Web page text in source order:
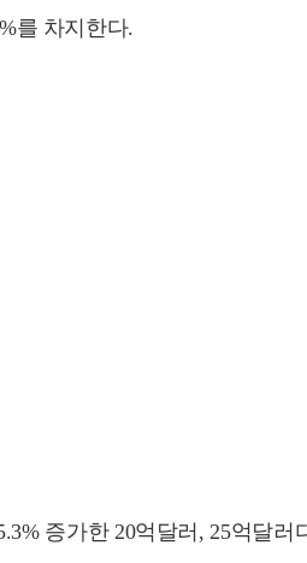
를 차지한다.
증가한 20억달러, 25억달러